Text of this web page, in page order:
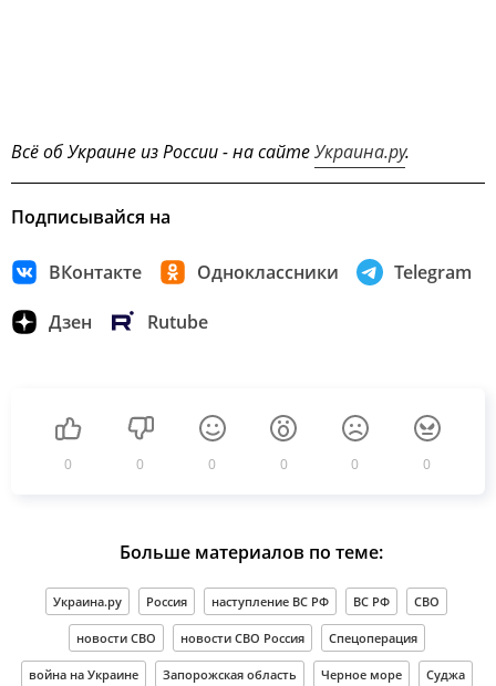
Всё об Украине из России - на сайтеУкраина.ру.
Подписывайся на
ВКонтакте Одноклассники Telegram
Дзен Rutube
0 0 0 0 0 0
Больше материалов по теме:
Украина.ру Россия наступление ВС РФ ВС РФ СВО
новости СВО новости СВО Россия Спецоперация
война на Украине Запорожская область Черное море Суджа